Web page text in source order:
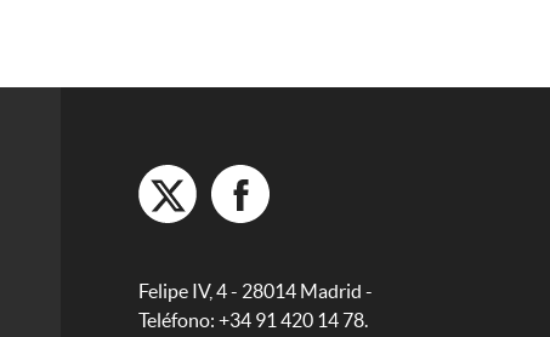
Felipe IV, 4 - 28014 Madrid -
Teléfono: +34 91 420 14 78.